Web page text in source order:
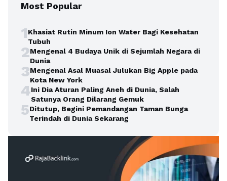
Most Popular
1Khasiat Rutin Minum Ion Water Bagi Kesehatan
Tubuh
2Mengenal 4 Budaya Unik di Sejumlah Negara di
Dunia
3Mengenal Asal Muasal Julukan Big Apple pada
Kota New York
4Ini Dia Aturan Paling Aneh di Dunia, Salah
Satunya Orang Dilarang Gemuk
5Ditutup, Begini Pemandangan Taman Bunga
Terindah di Dunia Sekarang